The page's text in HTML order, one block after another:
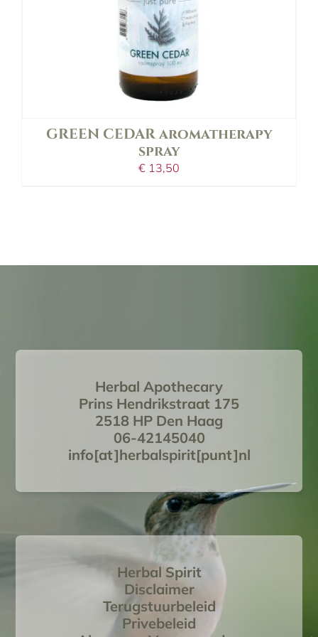
GREEN CEDAR aromatherapy
spray
€ 13,50
Herbal Apothecary
Prins Hendrikstraat 175
2518 HP Den Haag
06-42145040
info[at]herbalspirit[punt]nl
Herbal Spirit
Disclaimer
Terugstuurbeleid
Privebeleid